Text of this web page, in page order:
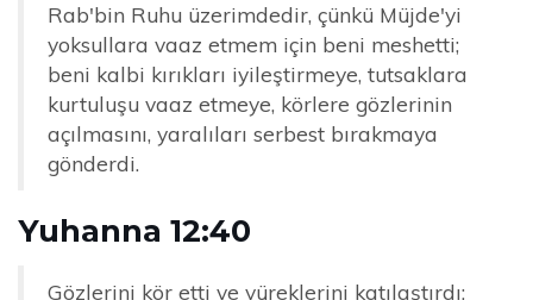
Rab'bin Ruhu üzerimdedir, çünkü Müjde'yi
yoksullara vaaz etmem için beni meshetti;
beni kalbi kırıkları iyileştirmeye, tutsaklara
kurtuluşu vaaz etmeye, körlere gözlerinin
açılmasını, yaralıları serbest bırakmaya
gönderdi.
Yuhanna 12:40
Gözlerini kör etti ve yüreklerini katılaştırdı;